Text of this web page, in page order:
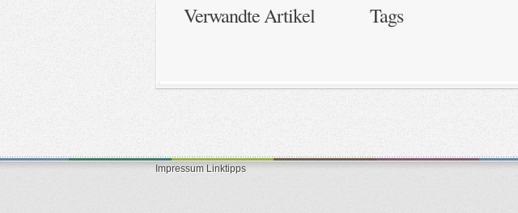
Verwandte Artikel Tags
Impressum Linktipps